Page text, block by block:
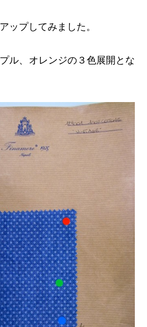
ップしてみました。
ル、オレンジの３色展開とな